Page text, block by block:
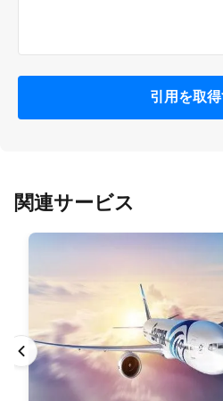
引用を取
関連サービス